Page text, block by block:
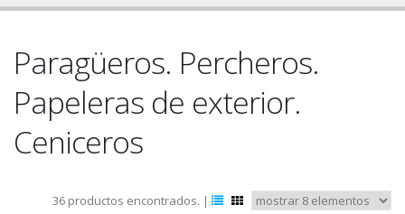
Paragüeros. Percheros.
Papeleras de exterior.
Ceniceros
36 productos encontrados. |